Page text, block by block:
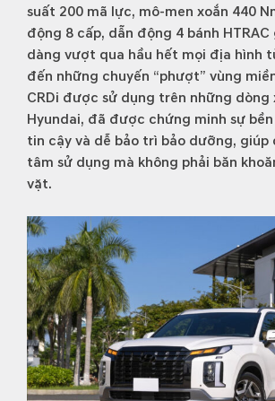
suất 200 mã lực, mô-men xoắn 440
động 8 cấp, dẫn động 4 bánh HTRAC
dàng vượt qua hầu hết mọi địa hình
đến những chuyến “phượt” vùng
CRDi được sử dụng trên những dòng
Hyundai, đã được chứng minh sự
tin cậy và dễ bảo trì bảo dưỡng, giúp
tâm sử dụng mà không phải băn
vặt.